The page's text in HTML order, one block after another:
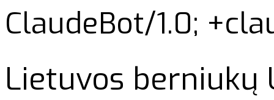
ClaudeBot/1.0;
Lietuvos berniukų